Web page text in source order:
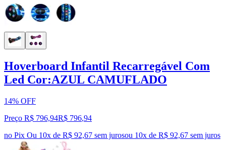
Hoverboard Infantil Recarregável Com
Led Cor:AZUL CAMUFLADO
14% OFF
Preço R$ 796,94R$ 796,94
no Pix Ou 10x de R$ 92,67 sem jurosou 10x de R$ 92,67 sem juros